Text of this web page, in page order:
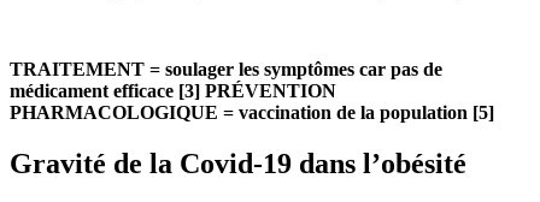
TRAITEMENT = soulager les symptômes car pas de
médicament efficace [3] PRÉVENTION
PHARMACOLOGIQUE = vaccination de la population [5]
Gravité de la Covid-19 dans l’obésité